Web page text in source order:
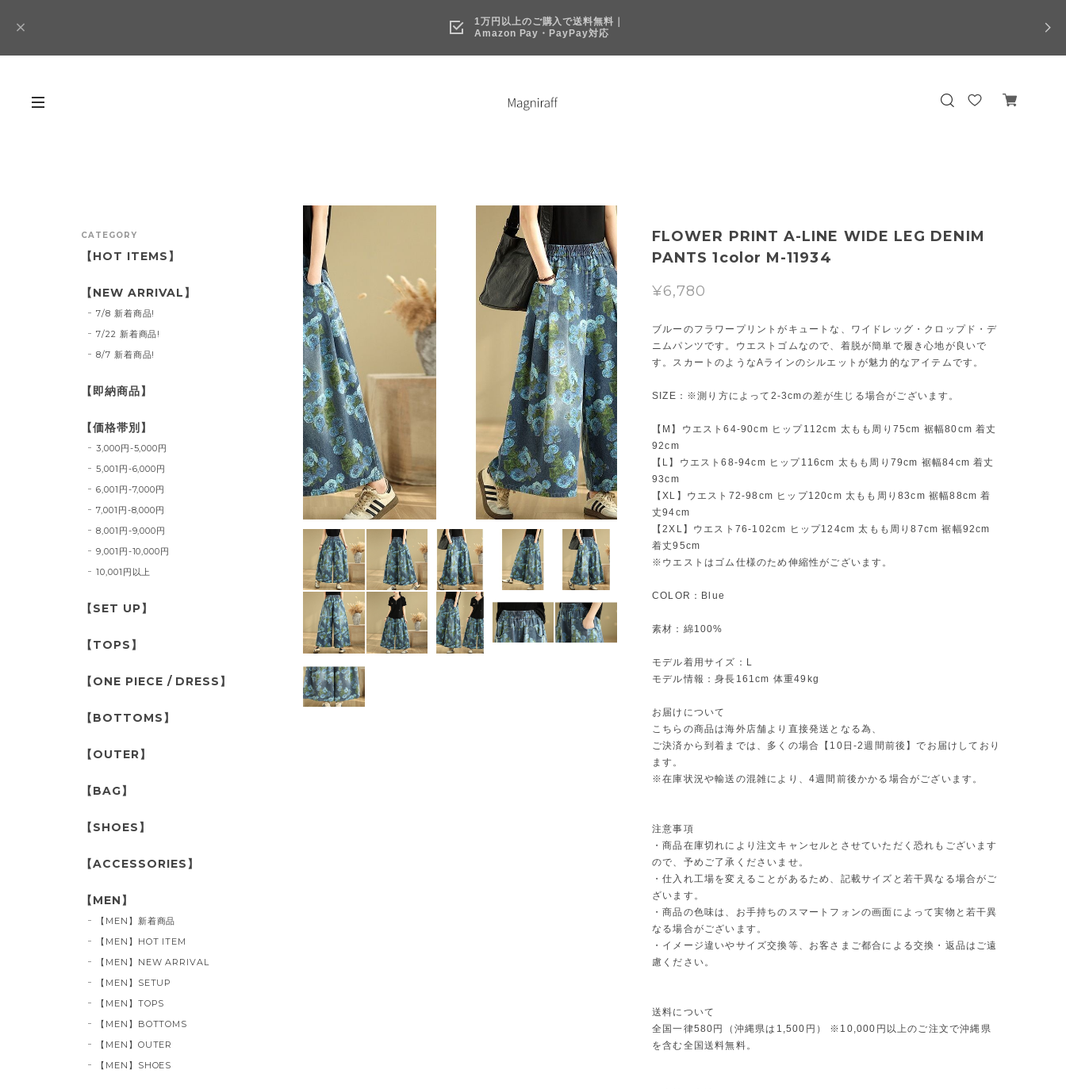
1万円以上のご購入で送料無料｜
Amazon Pay・PayPay対応
FLOWER PRINT A-LINE WIDE LEG DENIM
PANTS 1color M-11934
¥6,780
ブルーのフラワープリントがキュートな、ワイドレッグ・クロップド・デ
ニムパンツです。ウエストゴムなので、着脱が簡単で履き心地が良いで
す。スカートのようなAラインのシルエットが魅力的なアイテムです。
SIZE：※測り方によって2-3cmの差が生じる場合がございます。
【M】ウエスト64-90cm ヒップ112cm 太もも周り75cm 裾幅80cm 着丈
92cm
【L】ウエスト68-94cm ヒップ116cm 太もも周り79cm 裾幅84cm 着丈
93cm
【XL】ウエスト72-98cm ヒップ120cm 太もも周り83cm 裾幅88cm 着
丈94cm
【2XL】ウエスト76-102cm ヒップ124cm 太もも周り87cm 裾幅92cm
着丈95cm
※ウエストはゴム仕様のため伸縮性がございます。
COLOR：Blue
素材：綿100%
モデル着用サイズ：L
モデル情報：身長161cm 体重49kg
お届けについて
こちらの商品は海外店舗より直接発送となる為、
ご決済から到着までは、多くの場合【10日-2週間前後】でお届けしており
ます。
※在庫状況や輸送の混雑により、4週間前後かかる場合がございます。
注意事項
・商品在庫切れにより注文キャンセルとさせていただく恐れもございます
ので、予めご了承くださいませ。
・仕入れ工場を変えることがあるため、記載サイズと若干異なる場合がご
ざいます。
・商品の色味は、お手持ちのスマートフォンの画面によって実物と若干異
なる場合がございます。
・イメージ違いやサイズ交換等、お客さまご都合による交換・返品はご遠
慮ください。
送料について
全国一律580円（沖縄県は1,500円） ※10,000円以上のご注文で沖縄県
を含む全国送料無料。
CATEGORY
【HOT ITEMS】
【NEW ARRIVAL】
7/8 新着商品!
7/22 新着商品!
8/7 新着商品!
【即納商品】
【価格帯別】
3,000円-5,000円
5,001円-6,000円
6,001円-7,000円
7,001円-8,000円
8,001円-9,000円
9,001円-10,000円
10,001円以上
【SET UP】
【TOPS】
【ONE PIECE / DRESS】
【BOTTOMS】
【OUTER】
【BAG】
【SHOES】
【ACCESSORIES】
【MEN】
【MEN】新着商品
【MEN】HOT ITEM
【MEN】NEW ARRIVAL
【MEN】SETUP
【MEN】TOPS
【MEN】BOTTOMS
【MEN】OUTER
【MEN】SHOES